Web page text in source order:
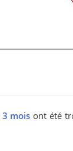
3 mois ont été